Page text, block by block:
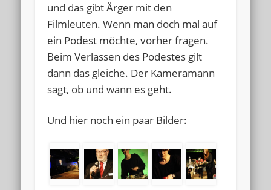
und das gibt Ärger mit den
Filmleuten. Wenn man doch mal auf
ein Podest möchte, vorher fragen.
Beim Verlassen des Podestes gilt
dann das gleiche. Der Kameramann
sagt, ob und wann es geht.
Und hier noch ein paar Bilder: